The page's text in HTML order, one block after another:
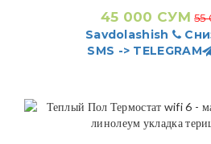
45 000 СУМ
Savdolashish
SMS -> TELEGRAM